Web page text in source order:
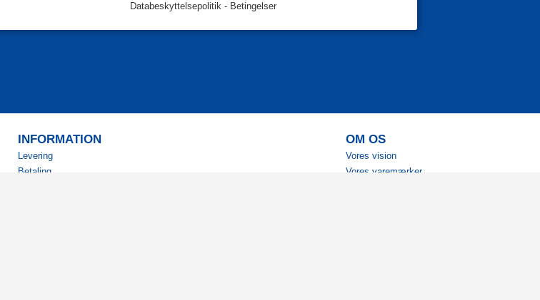
Databeskyttelsepolitik- Betingelser
INFORMATION
Levering
Betaling
OM OS
Vores vision
Vores varemærker